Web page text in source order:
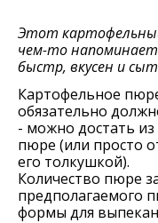
Этот
чем-то
быстр, вкусен и
Картофельное
обязательно
- можно достать
пюре (или просто
его толкушкой).
Количество пюре
предполагаемого
формы для